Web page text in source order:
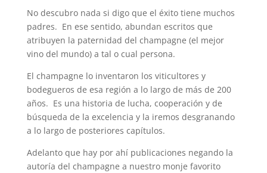
No descubro nada si digo que el éxito tiene muchos
padres. En ese sentido, abundan escritos que
atribuyen la paternidad del champagne (el mejor
vino del mundo) a tal o cual persona.
El champagne lo inventaron los viticultores y
bodegueros de esa región a lo largo de más de 200
años. Es una historia de lucha, cooperación y de
búsqueda de la excelencia y la iremos desgranando
a lo largo de posteriores capítulos.
Adelanto que hay por ahí publicaciones negando la
autoría del champagne a nuestro monje favorito